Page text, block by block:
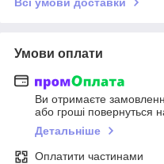
Умови оплати
Ви отримаєте
або гроші повернуться
Детальніше
Оплатити частинами